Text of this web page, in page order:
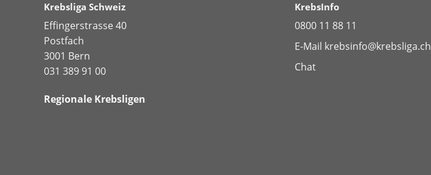
Krebsliga Schweiz
Effingerstrasse 40
Postfach
3001 Bern
031 389 91 00
Regionale Krebsligen
KrebsInfo
0800 11 88 11
E-Mail krebsinfo@krebsliga.ch
Chat